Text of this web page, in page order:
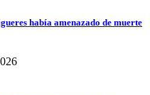
había amenazado de muerte